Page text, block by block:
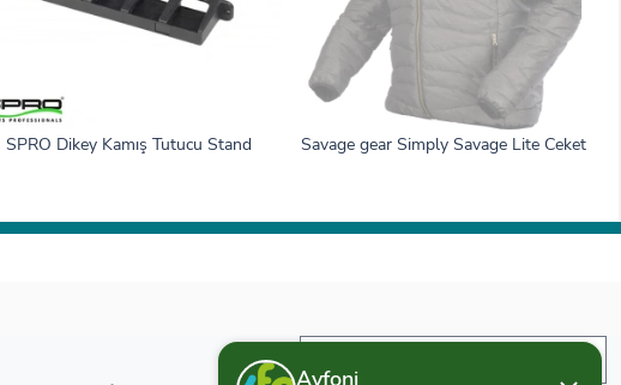
SPRO Dikey Kamış Tutucu Stand Savage gear Simply Savage Lite Ceket
Avfoni